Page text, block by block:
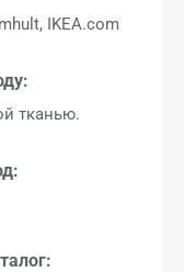
IKEA.com
тканью.